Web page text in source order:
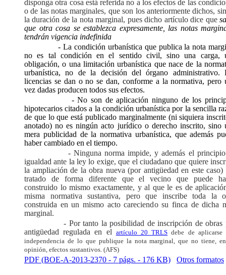
disponga otra cosa está referida no a los efectos de las
o de las notas marginales, que son los anteriormente dichos,
la duración de la nota marginal, pues dicho artículo dice que
que otra cosa se establezca expresamente, las notas
tendrán vigencia indefinida
- La condición urbanística que publica la nota
no es tal condición en el sentido civil, sino una carga,
obligación, o una limitación urbanística que nace de la
urbanística, no de la decisión del órgano administrativo.
licencias se dan o no se dan, conforme a la normativa, pero
vez dadas producen todos sus efectos.
- No son de aplicación ninguno de los
hipotecarios citados a la condición urbanística por la sencilla
de que lo que está publicado marginalmente (ni siquiera
anotado) no es ningún acto jurídico o derecho inscrito, sino
mera publicidad de la normativa urbanística, que además
haber cambiado en el tiempo.
- Ninguna norma impide, y además el
igualdad ante la ley lo exige, que el ciudadano que quiere
la ampliación de la obra nueva (por antigüedad en este caso)
tratado de forma diferente que el vecino que puede
construido lo mismo exactamente, y al que le es de
misma normativa sustantiva, pero que inscribe toda la
construida en un mismo acto careciendo su finca de dicha
marginal.
- Por tanto la posibilidad de inscripción de obras
antigüedad regulada en el artículo 20 TRLS debe de aplicarse
independencia de lo que publique la nota marginal, que no tiene,
opinión, efectos sustantivos. (AFS)
PDF (BOE-A-2013-2370 - 7 págs. - 176 KB) Otros formatos